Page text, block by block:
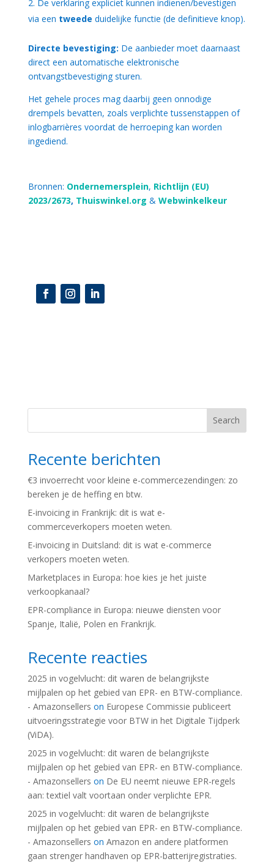
De verklaring expliciet kunnen indienen/bevestigen
via een tweede duidelijke functie (de definitieve knop).
Directe bevestiging: De aanbieder moet daarnaast
direct een automatische elektronische
ontvangstbevestiging sturen.
Het gehele proces mag daarbij geen onnodige
drempels bevatten, zoals verplichte tussenstappen of
inlogbarrières voordat de herroeping kan worden
ingediend.
Bronnen: Ondernemersplein, Richtlijn (EU)
2023/2673, Thuiswinkel.org & Webwinkelkeur
Search
Recente berichten
€3 invoerrecht voor kleine e-commercezendingen: zo
bereken je de heffing en btw.
E-invoicing in Frankrijk: dit is wat e-
commerceverkopers moeten weten.
E-invoicing in Duitsland: dit is wat e-commerce
verkopers moeten weten.
Marketplaces in Europa: hoe kies je het juiste
verkoopkanaal?
EPR-compliance in Europa: nieuwe diensten voor
Spanje, Italië, Polen en Frankrijk.
Recente reacties
2025 in vogelvlucht: dit waren de belangrijkste
mijlpalen op het gebied van EPR- en BTW-compliance.
- Amazonsellers on Europese Commissie publiceert
uitvoeringsstrategie voor BTW in het Digitale Tijdperk
(ViDA).
2025 in vogelvlucht: dit waren de belangrijkste
mijlpalen op het gebied van EPR- en BTW-compliance.
- Amazonsellers on De EU neemt nieuwe EPR-regels
aan: textiel valt voortaan onder verplichte EPR.
2025 in vogelvlucht: dit waren de belangrijkste
mijlpalen op het gebied van EPR- en BTW-compliance.
- Amazonsellers on Amazon en andere platformen
gaan strenger handhaven op EPR-batterijregistraties.